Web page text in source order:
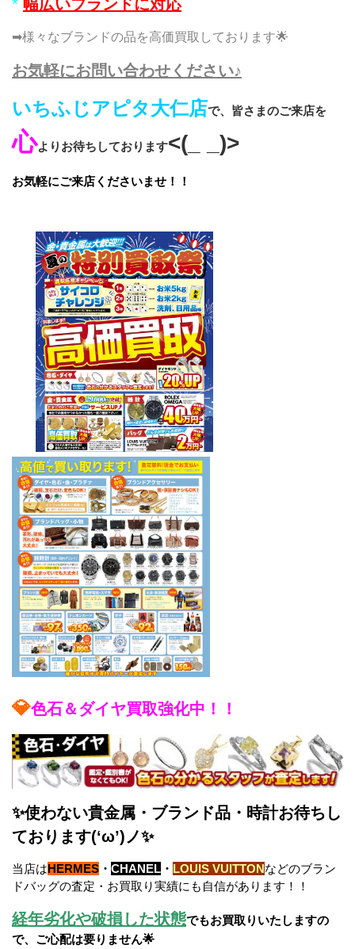
* 幅広いブランドに対応
➡様々なブランドの品を高価買取しております🌟
お気軽にお問い合わせください♪
いちふじアピタ大仁店で、皆さまのご来店を
心よりお待ちしております<(_ _)>
お気軽にご来店くださいませ！！
💎色石＆ダイヤ買取強化中！！
✨使わない貴金属・ブランド品・時計お待ちし
ております(‘ω’)ノ✨
当店はHERMES ・ CHANEL ・ LOUIS VUITTONなどのブラン
ドバッグの査定・お買取り実績にも自信があります！！
経年劣化や破損した状態でもお買取りいたしますの
で、ご心配は要りません🌟